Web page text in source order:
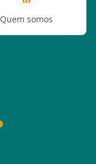
Quem somos